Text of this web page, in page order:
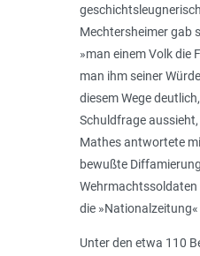
Mechtersheimer gab
»man einem Volk die
man ihm seiner
diesem Wege
Schuldfrage
Mathes antwortete
bewußte
Wehrmachtssoldaten
die »Nationalzeitung«
Unter den etwa 110